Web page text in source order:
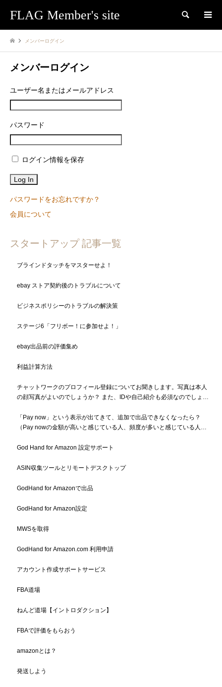
FLAG Member's site 検索
メンバーログイン
メンバーログイン
ユーザー名またはメールアドレス
パスワード
ログイン情報を保存
パスワードをお忘れですか？
会員について
スタートアップ 記事一覧
ブラインドタッチをマスターせよ！
ebay ストア契約後のトラブルについて
ビジネスポリシーのトラブルの解決策
ステージ6「フリボー！に参加せよ！」
ebay出品前の評価集め
利益計算方法
チャットワークのプロフィール登録についてお聞きします。写真は本人
の顔写真がよいのでしょうか？ また、IDや自己紹介も必須なのでしょう
「Pay now」という表示が出てきて、追加で出品できなくなったら？
（Pay nowの金額が高いと感じている人、頻度が多いと感じている人も
God Hand for Amazon 設定サポート
ASIN収集ツールとリモートデスクトップ
GodHand for Amazonで出品
GodHand for Amazon設定
MWSを取得
GodHand for Amazon.com 利用申請
アカウント作成サポートサービス
FBA道場
ねんど道場【イントロダクション】
FBAで評価をもらおう
amazonとは？
発送しよう